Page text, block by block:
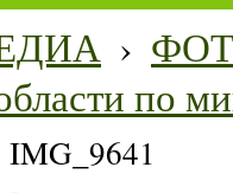
›
по
IMG_9641